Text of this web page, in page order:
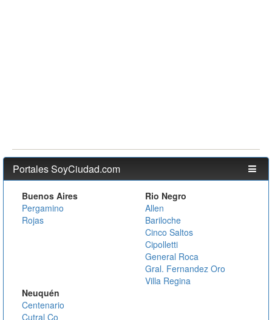
Portales SoyCiudad.com
Buenos Aires
Pergamino
Rojas
Rio Negro
Allen
Bariloche
Cinco Saltos
Cipolletti
General Roca
Gral. Fernandez Oro
Villa Regina
Neuquén
Centenario
Cutral Co